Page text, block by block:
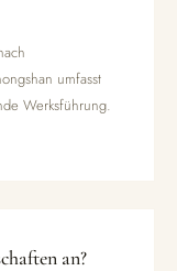
umfasst
Werksführung.
an?